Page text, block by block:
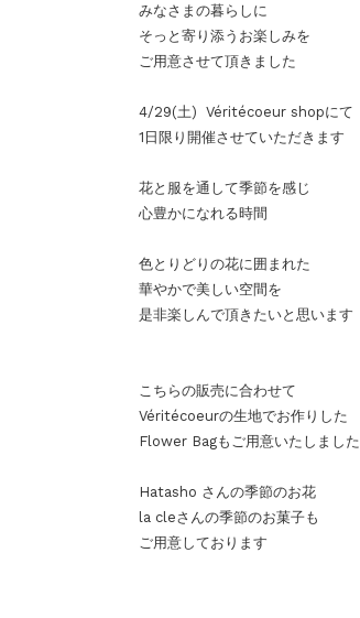
みなさまの暮らしに
そっと寄り添うお楽しみを
ご用意させて頂きました
4/29(土) Véritécoeur shopにて
1 日限り 開催させていただきます
花と服を通して季節を感じ
心豊かになれる時間
色とりどりの花に囲まれた
華やかで美しい空間を
是非楽しんで頂きたいと思います
こちらの販売に合わせて
Véritécoeurの生地でお作りした
Flower Bagもご用意いたしました
Hatasho さんの季節のお花
la cleさんの季節のお菓子も
ご用意しております